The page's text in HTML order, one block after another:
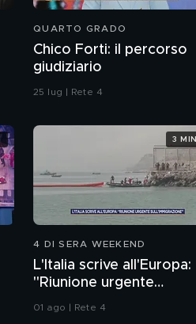
QUARTO GRADO
Chico Forti: il percorso
giudiziario
25 lug | Rete 4
4 DI SERA WEEKEND
L'Italia scrive all'Europa:
"Riunione urgente
sull'immigrazione"
01 ago | Rete 4
3 MIN